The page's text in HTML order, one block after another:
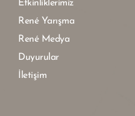
Etkinliklerimiz
René Yarışma
René Medya
Duyurular
İletişim